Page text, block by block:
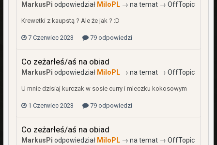
MarkusPi odpowiedział MiloPL→ na temat → OffTopic
Krewetki z kaupstą ? Ale że jak ? :D
7 Czerwiec 2023 79 odpowiedzi
Co zeżarłeś/aś na obiad
MarkusPi odpowiedział MiloPL→ na temat → OffTopic
U mnie dzisiaj kurczak w sosie curry i mleczku kokosowym
1 Czerwiec 2023 79 odpowiedzi
Co zeżarłeś/aś na obiad
MarkusPi odpowiedział MiloPL→ na temat → OffTopic